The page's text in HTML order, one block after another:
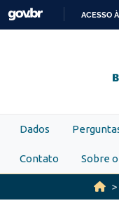
Skip to main content
ACESSO
Dados
Contato Sobre